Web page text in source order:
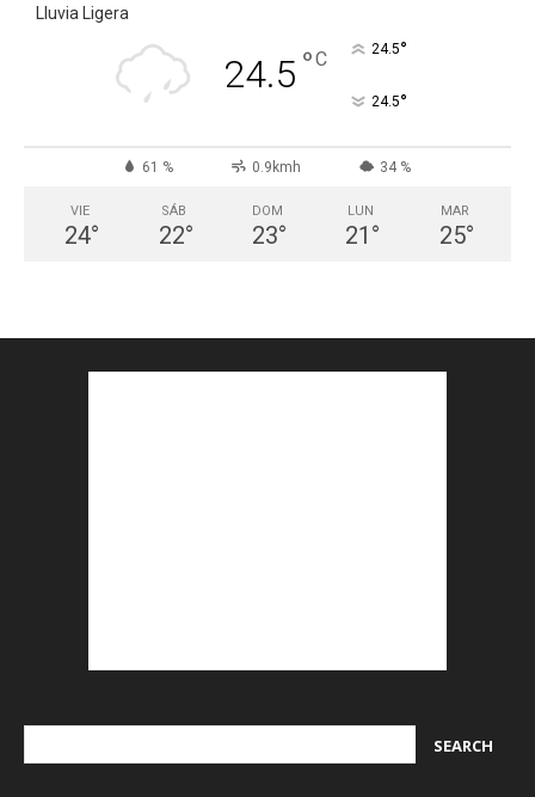
Lluvia Ligera
24.5 °C 24.5°
24.5°
61 % 0.9kmh 34 %
VIE
24°
SÁB
22°
DOM
23°
LUN
21 °
MAR
25°